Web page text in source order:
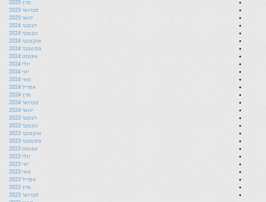
מרץ 2025
פברואר 2025
ינואר 2025
דצמבר 2024
נובמבר 2024
אוקטובר 2024
ספטמבר 2024
אוגוסט 2024
יולי 2024
יוני 2024
מאי 2024
אפריל 2024
מרץ 2024
פברואר 2024
ינואר 2024
דצמבר 2023
נובמבר 2023
אוקטובר 2023
ספטמבר 2023
אוגוסט 2023
יולי 2023
יוני 2023
מאי 2023
אפריל 2023
מרץ 2023
פברואר 2023